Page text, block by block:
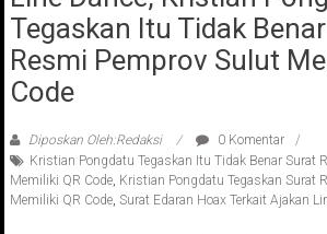
Tegaskan Itu Tidak
Resmi Pemprov Sulut
Code
Diposkan Oleh:Redaksi
0 Komentar
Kristian Pongdatu Tegaskan Itu Tidak Benar Surat
Memiliki QR Code, Kristian Pongdatu Tegaskan Surat
Memiliki QR Code, Surat Edaran Hoax Terkait Ajakan